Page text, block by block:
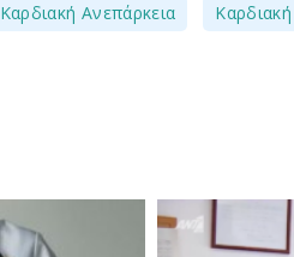
Καρδιακή Ανεπάρκεια